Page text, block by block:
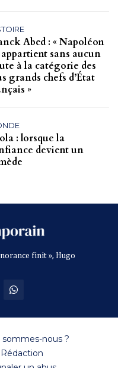
Abed : « Napoléon
sans aucun
à la catégorie des
grands chefs d’État
»
: lorsque la
devient un
finit », Hugo
sommes-nous ?